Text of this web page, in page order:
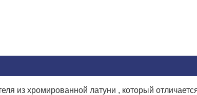
из хромированной латуни , который